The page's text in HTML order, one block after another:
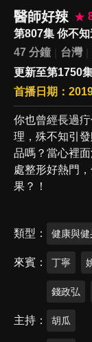
醫師好辣
第807集 你不知
47 分鐘
台灣
更新至第1750
首播日期：
你也曾經長過
理，殊不知引
品嗎？當心裡
處整形好熱門
果？！
類型 健康與健
來賓 丁寧
錢政弘
主持 胡瓜